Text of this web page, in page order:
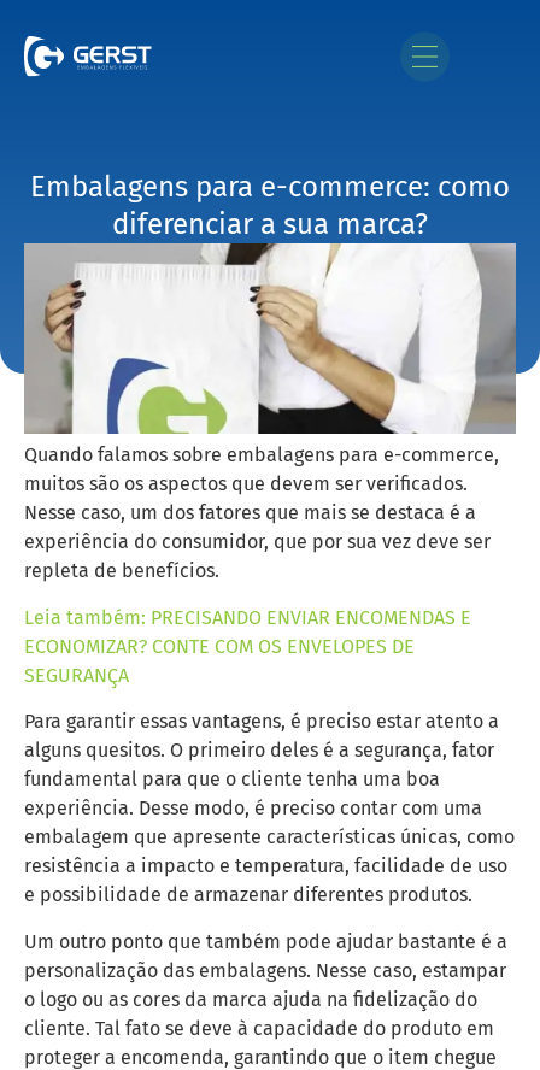
Embalagens para e-commerce: como
diferenciar a sua marca?
Quando falamos sobre embalagens para e-commerce,
muitos são os aspectos que devem ser verificados.
Nesse caso, um dos fatores que mais se destaca é a
experiência do consumidor, que por sua vez deve ser
repleta de benefícios.
Leia também: PRECISANDO ENVIAR ENCOMENDAS E
ECONOMIZAR? CONTE COM OS ENVELOPES DE
SEGURANÇA
Para garantir essas vantagens, é preciso estar atento a
alguns quesitos. O primeiro deles é a segurança, fator
fundamental para que o cliente tenha uma boa
experiência. Desse modo, é preciso contar com uma
embalagem que apresente características únicas, como
resistência a impacto e temperatura, facilidade de uso
e possibilidade de armazenar diferentes produtos.
Um outro ponto que também pode ajudar bastante é a
personalização das embalagens. Nesse caso, estampar
o logo ou as cores da marca ajuda na fidelização do
cliente. Tal fato se deve à capacidade do produto em
proteger a encomenda, garantindo que o item chegue